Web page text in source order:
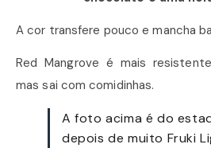
A cor transfere pouco e mancha
Red Mangrove é mais
mas sai com comidinhas.
A foto acima é do
depois de muito Fruki